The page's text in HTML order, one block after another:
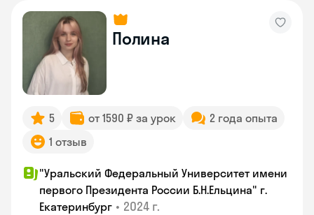
Полина
5 от 1590 ₽ за урок
2 года опыта
1 отзыв
"Уральский Федеральный Университет имени
первого Президента России Б.Н.Ельцина" г.
Екатеринбург • 2024 г.